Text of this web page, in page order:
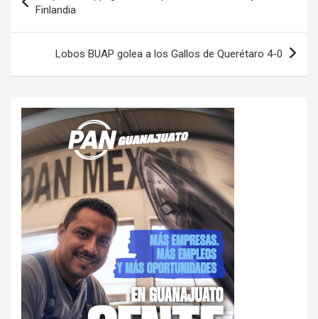
de
entradas
Finlandia
Lobos BUAP golea a los Gallos de Querétaro 4-0